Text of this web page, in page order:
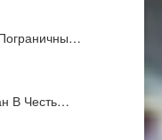
В Честь…